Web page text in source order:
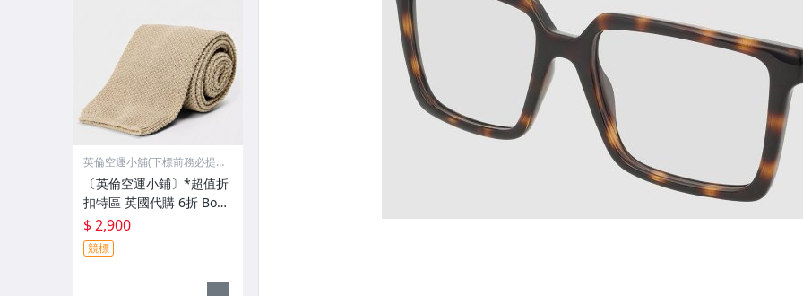
英倫空運小舖(下標前務必提
〔英倫空運小鋪〕*超值折
扣特區 英國代購 6折 Boss
針織 領帶 (有檔期)
$ 2,900
競標